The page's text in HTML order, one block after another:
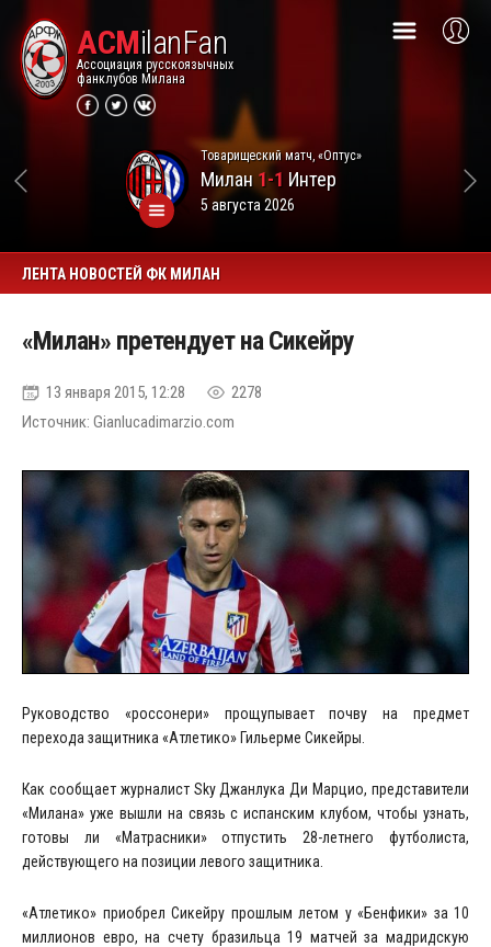
ACMilanFan
Ассоциация русскоязычных
фанклубов Милана
Товарищеский матч, «Оптус»
Милан1-1 Интер
5 августа 2026
ЛЕНТА НОВОСТЕЙ ФК МИЛАН
«Милан» претендует на Сикейру
13 января 2015, 12:28
2278
Источник: Gianlucadimarzio.com
Руководство «россонери» прощупывает почву на предмет
перехода защитника «Атлетико» Гильерме Сикейры.
Как сообщает журналист Sky Джанлука Ди Марцио, представители
«Милана» уже вышли на связь с испанским клубом, чтобы узнать,
готовы ли «Матрасники» отпустить 28-летнего футболиста,
действующего на позиции левого защитника.
«Атлетико» приобрел Сикейру прошлым летом у «Бенфики» за 10
миллионов евро, на счету бразильца 19 матчей за мадридскую